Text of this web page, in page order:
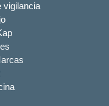
vigilancia